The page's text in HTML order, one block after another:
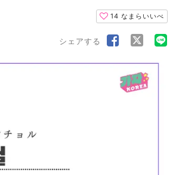
14 なまらいいべ
シェアする